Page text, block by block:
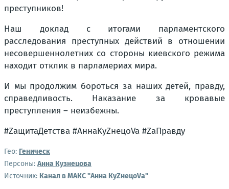
преступников!
Наш доклад с итогами парламентского
расследования преступных действий в отношении
несовершеннолетних со стороны киевского режима
находит отклик в парламериах мира.
И мы продолжим бороться за наших детей, правду,
справедливость. Наказание за кровавые
преступления – неизбежны.
#ZaщитаДетства #АннаKуZнецоVa #ZaПравду
Гео: Геническ
Персоны: Анна Кузнецова
Источник: Канал в МАКС "Анна КуZнецоVа"